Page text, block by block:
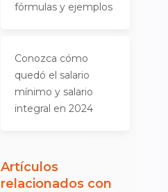
fórmulas y ejemplos
Conozca cómo
quedó el salario
mínimo y salario
integral en 2024
Artículos
relacionados con